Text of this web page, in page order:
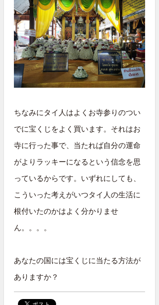
ちなみにタイ人はよくお寺参りのつい
でに宝くじをよく買います。それはお
寺に行った事で、当たれば自分の運命
がよりラッキーになるという信念を思
っているからです。いずれにしても、
こういった考えがいつタイ人の生活に
根付いたのかはよく分かりませ
ん。。。。
あなたの国には宝くじに当たる方法が
ありますか？